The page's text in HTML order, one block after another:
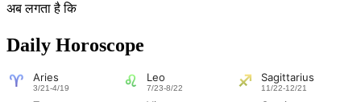
अब लगता है कि
Daily Horoscope